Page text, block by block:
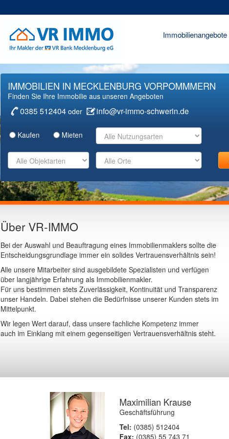
Immobilienangebote
IMMOBILIEN IN MECKLENBURG VORPOMMMERN
Finden Sie Ihre Immobilie aus unseren Angeboten
0385 512404 oder info@vr-immo-schwerin.de
Kaufen Mieten
Über VR-IMMO
Bei der Auswahl und Beauftragung eines Immobilienmaklers sollte die
Entscheidungsgrundlage immer ein solides Vertrauensverhältnis sein!
Alle unsere Mitarbeiter sind ausgebildete Spezialisten und verfügen
über langjährige Erfahrung als Immobilienmakler.
Für uns bestimmen stets Zuverlässigkeit, Kontinuität und Transparenz
unser Handeln. Dabei stehen die Bedürfnisse unserer Kunden stets im
Mittelpunkt.
Wir legen Wert darauf, dass unsere fachliche Kompetenz immer
auch im Einklang mit einem gegenseitigen Vertrauensverhältnis steht.
Maximilian Krause
Geschäftsführung
Tel: (0385) 512404
Fax: (0385) 55 743 71